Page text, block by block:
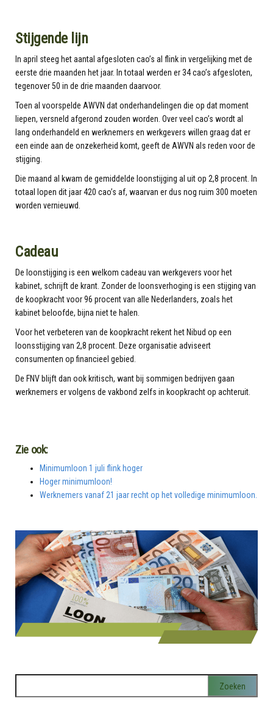
Stijgende lijn
In april steeg het aantal afgesloten cao’s al flink in vergelijking met de
eerste drie maanden het jaar. In totaal werden er 34 cao’s afgesloten,
tegenover 50 in de drie maanden daarvoor.
Toen al voorspelde AWVN dat onderhandelingen die op dat moment
liepen, versneld afgerond zouden worden. Over veel cao’s wordt al
lang onderhandeld en werknemers en werkgevers willen graag dat er
een einde aan de onzekerheid komt, geeft de AWVN als reden voor de
stijging.
Die maand al kwam de gemiddelde loonstijging al uit op 2,8 procent. In
totaal lopen dit jaar 420 cao’s af, waarvan er dus nog ruim 300 moeten
worden vernieuwd.
Cadeau
De loonstijging is een welkom cadeau van werkgevers voor het
kabinet, schrijft de krant. Zonder de loonsverhoging is een stijging van
de koopkracht voor 96 procent van alle Nederlanders, zoals het
kabinet beloofde, bijna niet te halen.
Voor het verbeteren van de koopkracht rekent het Nibud op een
loonsstijging van 2,8 procent. Deze organisatie adviseert
consumenten op financieel gebied.
De FNV blijft dan ook kritisch, want bij sommigen bedrijven gaan
werknemers er volgens de vakbond zelfs in koopkracht op achteruit.
Zie ook:
Minimumloon 1 juli flink hoger
Hoger minimumloon!
Werknemers vanaf 21 jaar recht op het volledige minimumloon.